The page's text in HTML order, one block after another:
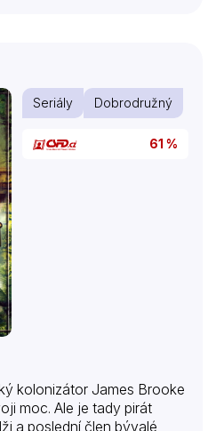
Seriály Dobrodružný
61 %
kolonizátor James Brooke
moc. Ale je tady pirát
a poslední člen bývalé